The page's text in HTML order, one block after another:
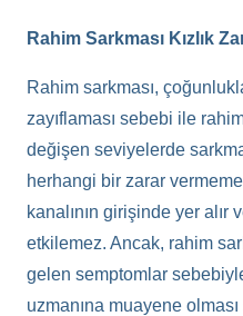
Rahim Sarkması Kızlık
Rahim sarkması,
zayıflaması sebebi ile
değişen seviyelerde
herhangi bir zarar
kanalının girişinde yer alır
etkilemez. Ancak, rahim
gelen semptomlar
uzmanına muayene